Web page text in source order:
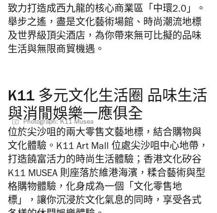
致力打造成西九龍的核心商業區「中環2.0」。
舉步之遙，盡是文化藝術場館、時尚潮流地標
及世界級頂尖酒店，為你帶來無可比擬的品味
生活與無限商貿機遇。
K11 多元文化生活圈 品味生活
與消閒娛樂一應俱全
Photograph: K11 Musea
位於尖沙咀的兩大零售文藝地標，結合購物與
文化體驗。K11 Art Mall 位處尖沙咀中心地帶，
打造饒富活力的時尚生活體驗；香港文化矽谷
K11 MUSEA 則座落於維港海濱，糅合藝術與型
格購物體驗，化身成為一個「文化零售地
標」，讓你沉浸於文化氣息的同時，享受各式